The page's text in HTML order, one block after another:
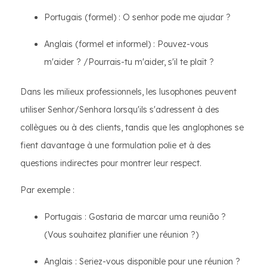
Portugais (formel) : O senhor pode me ajudar ?
Anglais (formel et informel) : Pouvez-vous
m'aider ? /Pourrais-tu m'aider, s'il te plaît ?
Dans les milieux professionnels, les lusophones peuvent
utiliser Senhor/Senhora lorsqu'ils s'adressent à des
collègues ou à des clients, tandis que les anglophones se
fient davantage à une formulation polie et à des
questions indirectes pour montrer leur respect.
Par exemple :
Portugais : Gostaria de marcar uma reunião ?
(Vous souhaitez planifier une réunion ?)
Anglais : Seriez-vous disponible pour une réunion ?